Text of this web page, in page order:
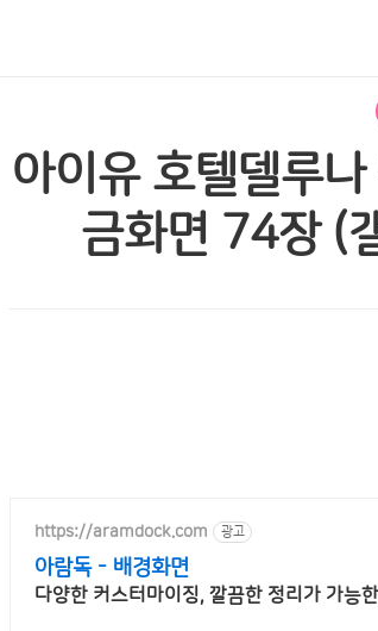
아이유 호텔델루
금화면 74장 (
https://aramdock.com 광고
아람독 - 배경화면
다양한 커스터마이징, 깔끔한 정리가 가능